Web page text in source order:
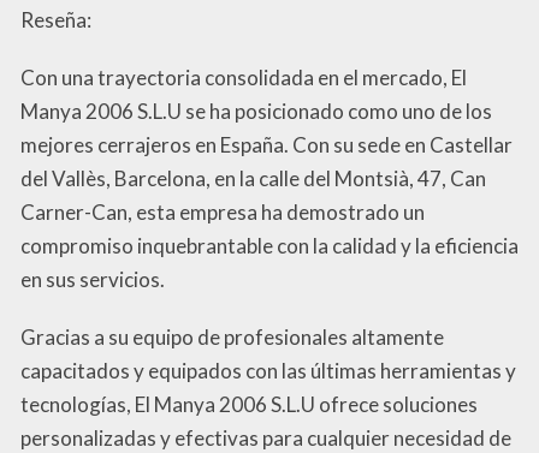
Reseña:
Con una trayectoria consolidada en el mercado, El
Manya 2006 S.L.U se ha posicionado como uno de los
mejores cerrajeros en España. Con su sede en Castellar
del Vallès, Barcelona, en la calle del Montsià, 47, Can
Carner-Can, esta empresa ha demostrado un
compromiso inquebrantable con la calidad y la eficiencia
en sus servicios.
Gracias a su equipo de profesionales altamente
capacitados y equipados con las últimas herramientas y
tecnologías, El Manya 2006 S.L.U ofrece soluciones
personalizadas y efectivas para cualquier necesidad de